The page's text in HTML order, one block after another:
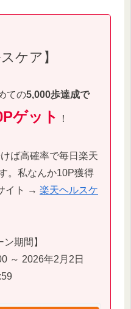
ケア】
ての5,000歩達成で
ゲット ！
ば高確率で毎日楽天
。私なんか10P獲得
イト → 楽天ヘルスケ
ン期間】
～ 2026年2月2日